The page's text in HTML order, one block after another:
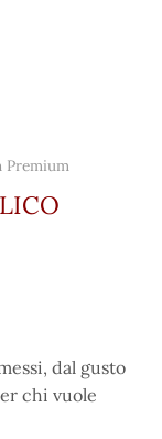
Premium
dal gusto
chi vuole